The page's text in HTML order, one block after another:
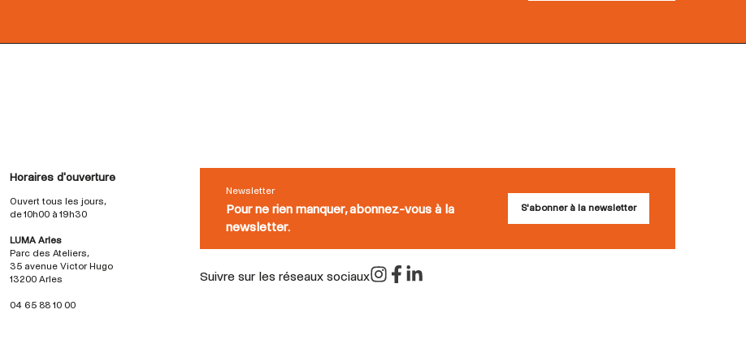
Horaires d'ouverture
Ouvert tous les jours,
de 10h00 à 19h30
LUMA Arles
Parc des Ateliers,
35 avenue Victor Hugo
13200 Arles
04 65 88 10 00
Newsletter
Pour ne rien manquer, abonnez-vous à la
newsletter.
S'abonner à la newsletter
Suivre sur les réseaux sociaux